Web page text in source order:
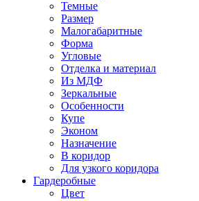
Темные
Размер
Малогабаритные
Форма
Угловые
Отделка и материал
Из МДФ
Зеркальные
Особенности
Купе
Эконом
Назначение
В коридор
Для узкого коридора
Гардеробные
Цвет